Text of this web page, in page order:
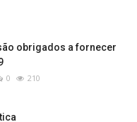
obrigados a fornecer
0 210